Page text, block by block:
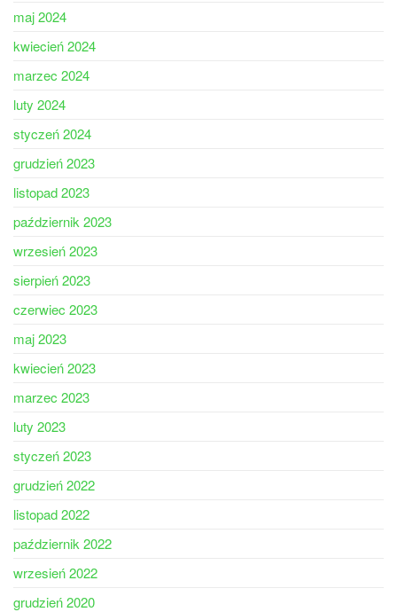
maj 2024
kwiecień 2024
marzec 2024
luty 2024
styczeń 2024
grudzień 2023
listopad 2023
październik 2023
wrzesień 2023
sierpień 2023
czerwiec 2023
maj 2023
kwiecień 2023
marzec 2023
luty 2023
styczeń 2023
grudzień 2022
listopad 2022
październik 2022
wrzesień 2022
grudzień 2020